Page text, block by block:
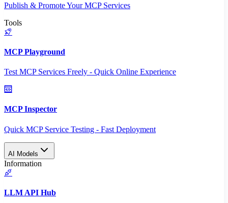
Publish & Promote Your MCP Services
Tools
MCP Playground
Test MCP Services Freely - Quick Online Experience
MCP Inspector
Quick MCP Service Testing - Fast Deployment
AI Models
Information
LLM API Hub